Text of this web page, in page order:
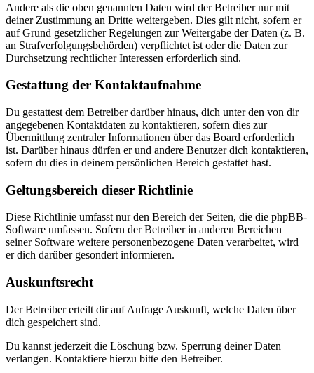
Andere als die oben genannten Daten wird der Betreiber nur mit
deiner Zustimmung an Dritte weitergeben. Dies gilt nicht, sofern er
auf Grund gesetzlicher Regelungen zur Weitergabe der Daten (z. B.
an Strafverfolgungsbehörden) verpflichtet ist oder die Daten zur
Durchsetzung rechtlicher Interessen erforderlich sind.
Gestattung der Kontaktaufnahme
Du gestattest dem Betreiber darüber hinaus, dich unter den von dir
angegebenen Kontaktdaten zu kontaktieren, sofern dies zur
Übermittlung zentraler Informationen über das Board erforderlich
ist. Darüber hinaus dürfen er und andere Benutzer dich kontaktieren,
sofern du dies in deinem persönlichen Bereich gestattet hast.
Geltungsbereich dieser Richtlinie
Diese Richtlinie umfasst nur den Bereich der Seiten, die die phpBB-
Software umfassen. Sofern der Betreiber in anderen Bereichen
seiner Software weitere personenbezogene Daten verarbeitet, wird
er dich darüber gesondert informieren.
Auskunftsrecht
Der Betreiber erteilt dir auf Anfrage Auskunft, welche Daten über
dich gespeichert sind.
Du kannst jederzeit die Löschung bzw. Sperrung deiner Daten
verlangen. Kontaktiere hierzu bitte den Betreiber.